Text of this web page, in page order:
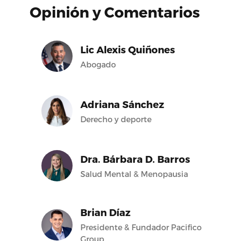
Opinión y Comentarios
Lic Alexis Quiñones
Abogado
Adriana Sánchez
Derecho y deporte
Dra. Bárbara D. Barros
Salud Mental & Menopausia
Brian Díaz
Presidente & Fundador Pacifico
Group